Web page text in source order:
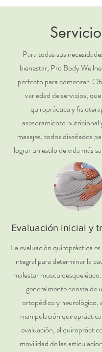
Para todas sus
bienestar, Pro Body
perfecto para comenzar.
variedad de servicios,
quiropráctica y
asesoramiento nutricional
masajes, todos diseñados
lograr un estilo de vida más
Evaluación inicial y
La evaluación quiropráctica
integral para determinar la
malestar
generalmente consta de
ortopédico y neurológico,
manipulación
evaluación, el
movilidad de las